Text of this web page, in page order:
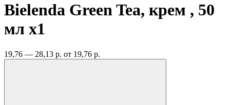
Bielenda Green Tea, крем , 50
мл x1
19,76 — 28,13 р. от 19,76 р.